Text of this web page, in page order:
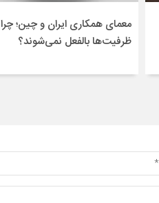
معمای همکاری ایران و چین؛ چرا
ظرفیت‌ها بالفعل نمی‌شوند؟